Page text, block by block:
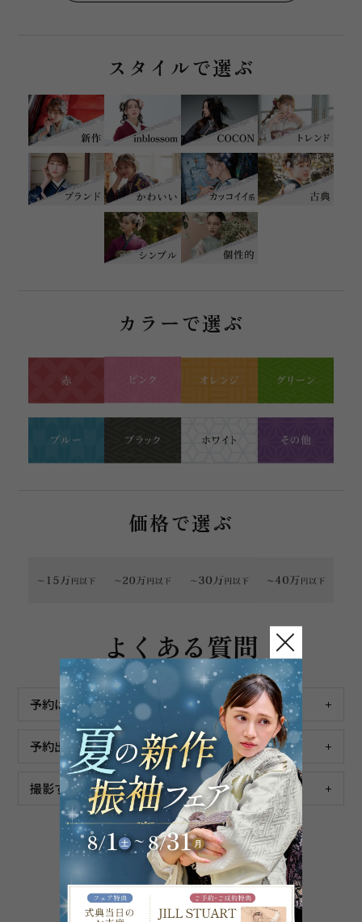
スタイルで選ぶ
カラーで選ぶ
価格で選ぶ
よくある質問
予約は必要ですか？
予約出来るのは何日前から何日前までですか？
撮影する時に着る衣装の予約はできますか？
よくある質問をもっと見る